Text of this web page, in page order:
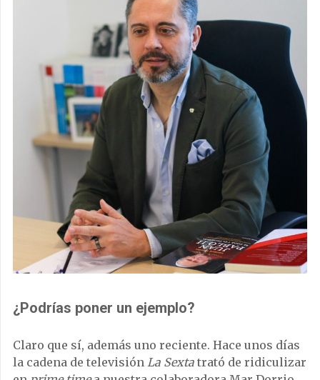
¿Podrías poner un ejemplo?
Claro que sí, además uno reciente. Hace unos días
la cadena de televisión La Sexta trató de ridiculizar